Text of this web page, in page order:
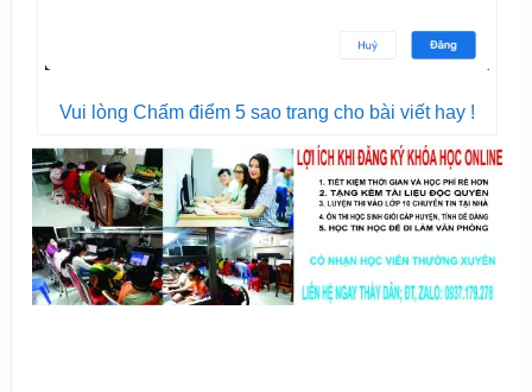
Vui lòng Chấm điểm 5 sao trang cho bài viết hay !